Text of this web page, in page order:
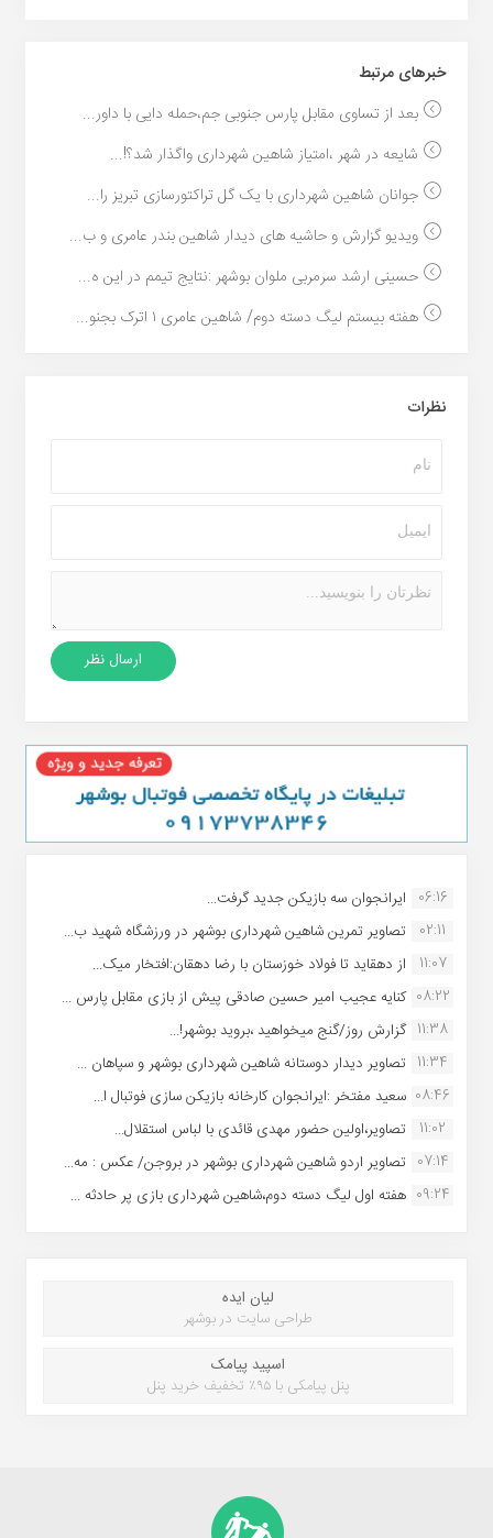
خبر‌های مرتبط
بعد از تساوی مقابل پارس جنوبی جم،حمله دایی با داور...
شایعه در شهر ،امتیاز شاهین شهرداری واگذار شد؟!...
جوانان شاهین شهرداری با یک گل تراکتورسازی تبریز را...
ویدیو گزارش و حاشیه های دیدار شاهین بندر عامری و ب...
حسینی ارشد سرمربی ملوان بوشهر :نتایج تیمم در این ه...
هفته بیستم لیگ دسته دوم/ شاهین عامری ۱ اترک بجنو...
نظرات
06:16 ایرانجوان سه بازیکن جدید گرفت...
02:11
تصاویر تمرین شاهین شهردارى بوشهر در ورزشگاه شهید ب...
11:07
از دهقاید تا فولاد خوزستان با رضا دهقان:افتخار میک...
08:22 کنایه عجیب امیر حسین صادقی پیش از بازی مقابل پارس ...
11:38 گزارش روز/گنج میخواهید ،بروید بوشهر!...
11:34 تصاویر دیدار دوستانه شاهین شهردارى بوشهر و سپاهان ...
08:46 سعید مفتخر :ایرانجوان کارخانه بازیکن سازی فوتبال ا...
11:02
تصاویر،اولین حضور مهدی قائدی با لباس استقلال...
07:14 تصاویر اردو شاهین شهرداری بوشهر در بروجن/ عکس : مه...
09:24 هفته اول لیگ دسته دوم،شاهین شهرداری بازی پر حادثه ...
لیان ایده
طراحی سایت در بوشهر
اسپید پیامک
پنل پیامکی با ۹۵٪ تخفیف خرید پنل